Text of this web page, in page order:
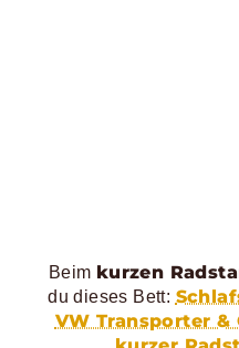
Beim kurzen
du dieses Bett:
VW Transporter &